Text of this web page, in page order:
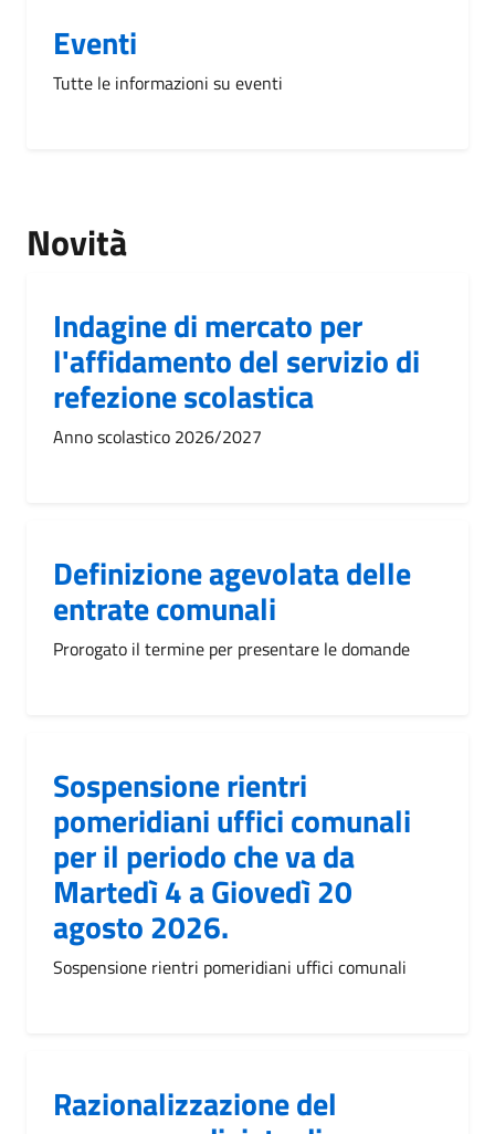
Eventi
Tutte le informazioni su eventi
Novità
Indagine di mercato per
l'affidamento del servizio di
refezione scolastica
Anno scolastico 2026/2027
Definizione agevolata delle
entrate comunali
Prorogato il termine per presentare le domande
Sospensione rientri
pomeridiani uffici comunali
per il periodo che va da
Martedì 4 a Giovedì 20
agosto 2026.
Sospensione rientri pomeridiani uffici comunali
Razionalizzazione del